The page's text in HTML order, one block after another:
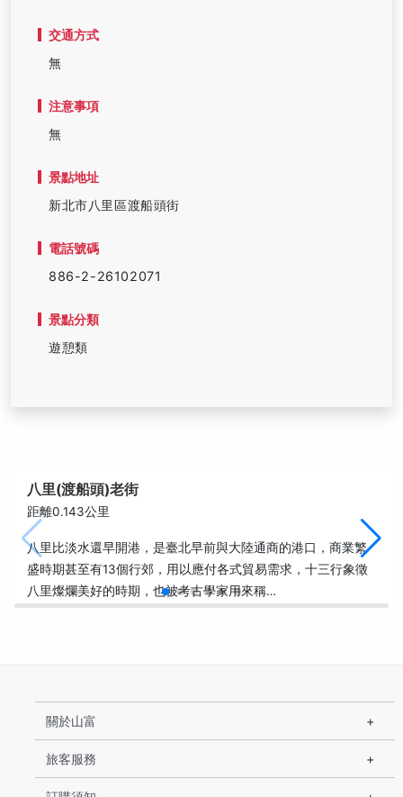
交通方式
無
注意事項
無
景點地址
新北市八里區渡船頭街
電話號碼
886-2-26102071
景點分類
遊憩類
八里(渡船頭)老街
距離0.143公里
八里比淡水還早開港，是臺北早前與大陸通商的港口，商業繁
盛時期甚至有13個行郊，用以應付各式貿易需求，十三行象徵
八里燦爛美好的時期，也被考古學家用來稱…
關於山富
旅客服務